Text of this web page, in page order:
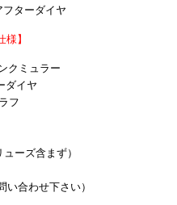
ターダイヤ
様】
クミュラー
ダイヤ
フ
ーズ含まず）
合わせ下さい）